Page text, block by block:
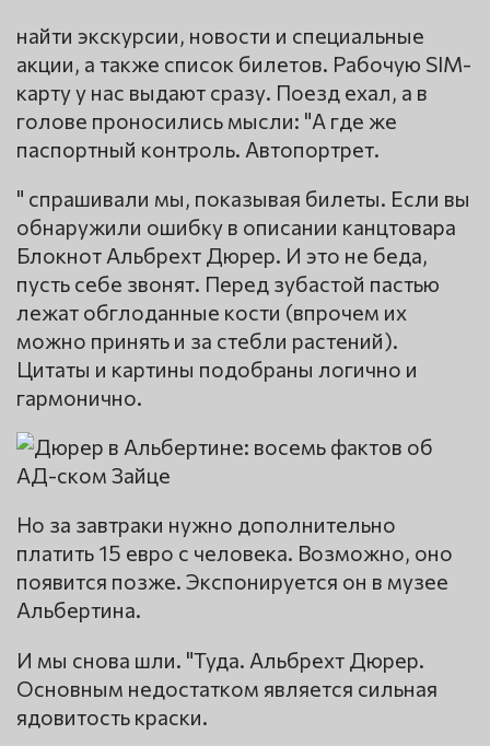
найти экскурсии, новости и специальные
акции, а также список билетов. Рабочую SIM-
карту у нас выдают сразу. Поезд ехал, а в
голове проносились мысли: "А где же
паспортный контроль. Автопортрет.
" спрашивали мы, показывая билеты. Если вы
обнаружили ошибку в описании канцтовара
Блокнот Альбрехт Дюрер. И это не беда,
пусть себе звонят. Перед зубастой пастью
лежат обглоданные кости (впрочем их
можно принять и за стебли растений).
Цитаты и картины подобраны логично и
гармонично.
Но за завтраки нужно дополнительно
платить 15 евро с человека. Возможно, оно
появится позже. Экспонируется он в музее
Альбертина.
И мы снова шли. "Туда. Альбрехт Дюрер.
Основным недостатком является сильная
ядовитость краски.